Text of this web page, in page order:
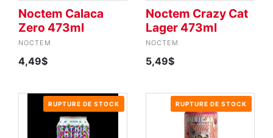
Noctem Calaca
Zero 473ml
NOCTEM
4,49$
Noctem Crazy Cat
Lager 473ml
NOCTEM
5,49$
RUPTURE DE STOCK RUPTURE DE STOCK